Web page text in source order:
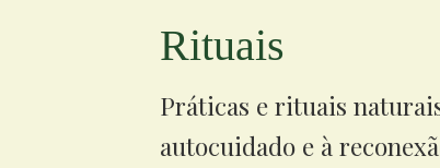
Rituais
Práticas e rituais
autocuidado e à